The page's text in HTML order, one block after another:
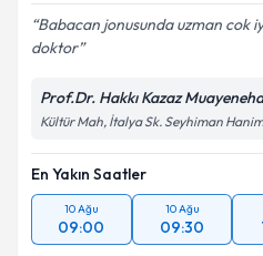
Babacan jonusunda uzman cok
doktor
Prof.Dr. Hakkı Kazaz
Kültür Mah, İtalya Sk. Seyhiman
En Yakın Saatler
10 Ağu
09:00
10 Ağu
09:30